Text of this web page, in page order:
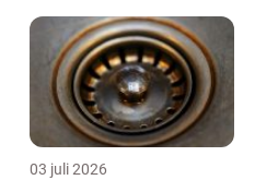
03 juli 2026